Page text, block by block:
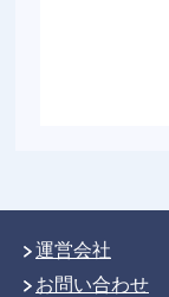
運営会社
お問い合わせ